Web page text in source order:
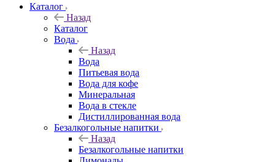
Каталог
Назад
Каталог
Вода
Назад
Вода
Питьевая вода
Вода для кофе
Минеральная
Вода в стекле
Дистиллированная вода
Безалкогольные напитки
Назад
Безалкогольные напитки